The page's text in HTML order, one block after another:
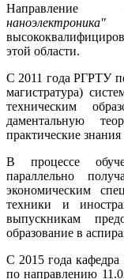
Направление
наноэлектроника"
этой области.
С 2011 года РГРТУ
магистратура)
техническим
даментальную
практические
В процессе
параллельно
экономическим
техники и
выпускникам
образование в
С 2015 года
по направлению